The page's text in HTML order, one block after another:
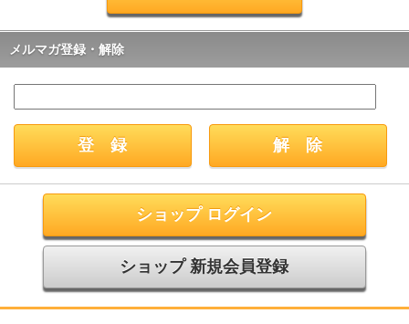
メルマガ登録・解除
ショップ ログイン
ショップ 新規会員登録